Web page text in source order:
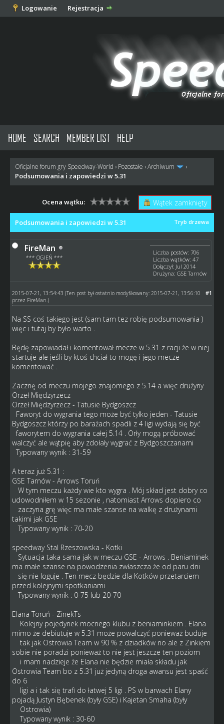
Logowanie Rejestracja
HOME SEARCH MEMBER LIST HELP
Oficjalne forum gry Speedway-World › Pozostałe ›Archiwum ›
Podsumowania i zapowiedzi w 5.31
Wątek zamknięty
Ocena wątku:
Tryb drzewa
Podsumowania i zapowiedzi w 5.31
FireMan
*** OGIEŃ ***
Liczba postów: 706
Liczba wątków: 47
Dołączył: Jul 2014
Drużyna: GSE Tarnów
#1
2015-07-21, 13:54:43 (Ten post był ostatnio modyfikowany: 2015-07-21, 13:56:10
przez FireMan .)
Na SS coś takiego jest (sam tam tez robię podsumowania )
więc i tutaj by było warto .
Będę zapowiadał i komentował mecze w 5.31 z racji że w niej
startuje ale jeśli by ktoś chciał to mogę i jego mecze
komentować .
Zacznę od meczu mojego znajomego z 5.14 a więc drużyny
Orzeł Międzyrzecz
Orzeł Międzyrzecz - Tatusie Bydgoszcz
Faworyt do wygrania tego może być tylko jeden - Tatusie
Bydgoszcz którzy po barażach spadli z 4 ligi wydają się być
faworytem do wygrania całej 5.14 . Orły mogą próbować
walczyć ale wątpię aby zdołały wygrać z Bydgoszczanami
Typowany wynik : 31-59
A teraz już 5.31 :
GSE Tarnów - Arrows Toruń
W tym meczu każdy wie kto wygra . Mój skład jest dobry co
udowodniłem w 15 sezonie , natomiast Arrows dopiero co
zaczyna grę więc ma małe szanse na walkę z drużynami
takimi jak GSE
Typowany wynik : 70-20
speedway Stal Rzeszowska - Kotki
Sytuacja taka sama jak w meczu GSE - Arrows . Beniaminek
ma małe szanse na powodzenia zwłaszcza że od paru dni
się nie loguje . Ten mecz będzie dla Kotków przetarciem
przed kolejnymi spotkaniami
Typowany wynik : 0-75 lub 20-70
Elana Toruń - ZinekTs
Kolejny pojedynek mocnego klubu z beniaminkiem . Elana
mimo że debiutuje w 5.31 może powalczyć ponieważ buduje
tak jak Ostrowia Team w 90 % z dziadków no ale z Zinkiem
sobie nie poradzi ponieważ to nie jest jeszcze ten poziom
i mam nadzieje że Elana nie będzie miała składu jak
Ostrowia Team bo z 5.31 już jedyną droga awansu jest spaść
do 6
ligi a i tak się trafi do łatwej 5 ligi . PS w barwach Elany
pojadą Justyn Bębenek (były GSE) i Kajetan Smaha (były
Ostrowia)
Typowany wynik : 30-60